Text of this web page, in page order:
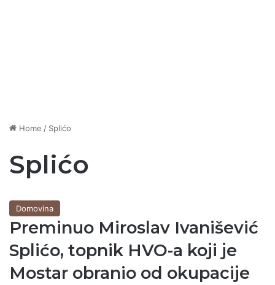
Home / Splićo
Splićo
Domovina
Preminuo Miroslav Ivanišević
Splićo, topnik HVO-a koji je
Mostar obranio od okupacije